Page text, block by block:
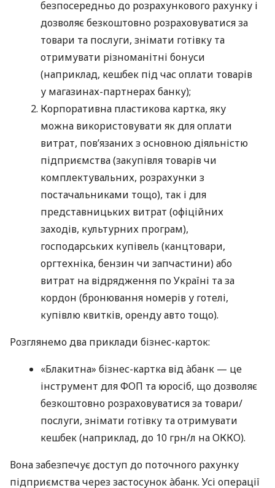
безпосередньо до розрахункового рахунку і
дозволяє безкоштовно розраховуватися за
товари та послуги, знімати готівку та
отримувати різноманітні бонуси
(наприклад, кешбек під час оплати товарів
у магазинах-партнерах банку);
Корпоративна пластикова картка, яку
можна використовувати як для оплати
витрат, пов’язаних з основною діяльністю
підприємства (закупівля товарів чи
комплектувальних, розрахунки з
постачальниками тощо), так і для
представницьких витрат (офіційних
заходів, культурних програм),
господарських купівель (канцтовари,
оргтехніка, бензин чи запчастини) або
витрат на відрядження по Україні та за
кордон (бронювання номерів у готелі,
купівлю квитків, оренду авто тощо).
Розглянемо два приклади бізнес-карток:
«Блакитна» бізнес-картка від àбанк — це
інструмент для ФОП та юросіб, що дозволяє
безкоштовно розраховуватися за товари/
послуги, знімати готівку та отримувати
кешбек (наприклад, до 10 грн/л на ОККО).
Вона забезпечує доступ до поточного рахунку
підприємства через застосунок àбанк. Усі операції